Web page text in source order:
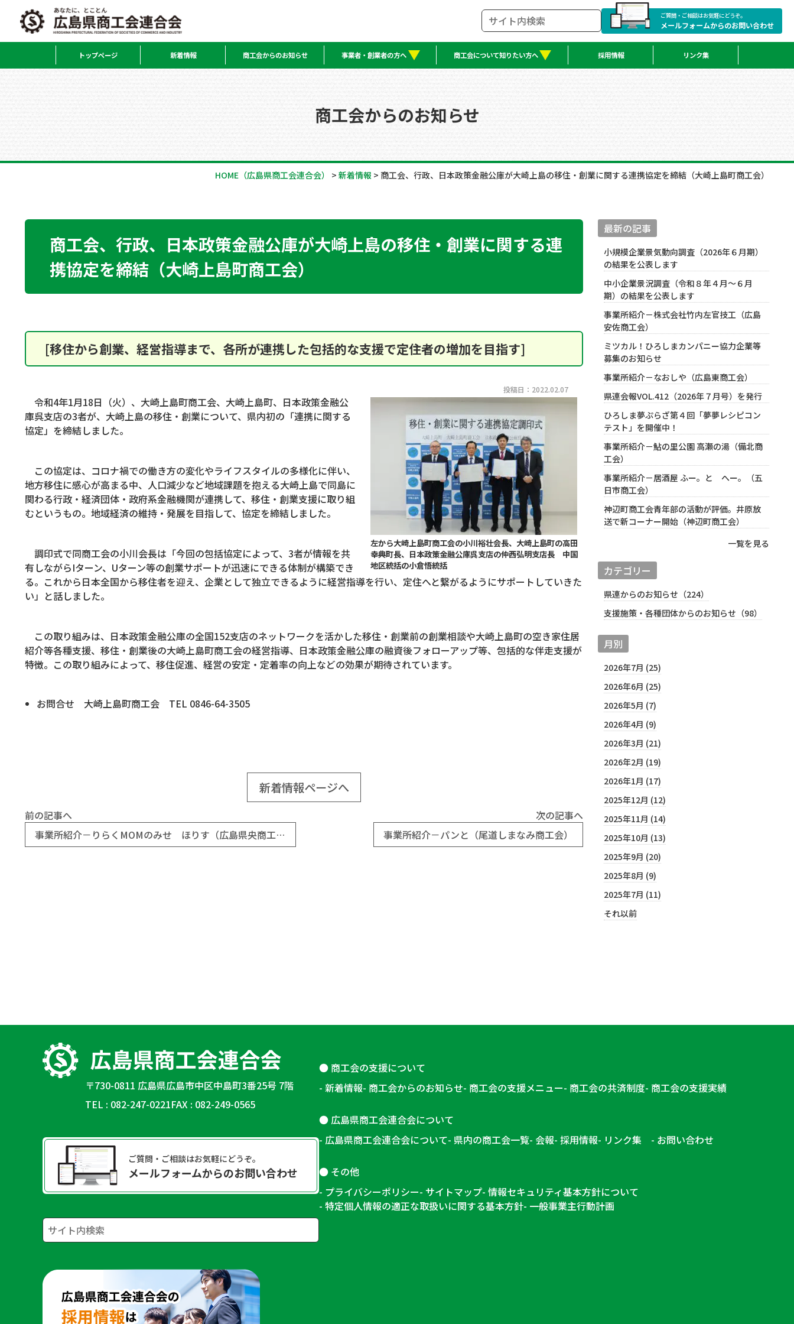
ご質問・ご相談はお気軽にどうぞ。
メールフォームからのお問い合わせ
トップページ 新着情報 商工会からのお知らせ 事業者・創業者の方へ 商工会について知りたい方へ 採用情報 リンク集
商工会からのお知らせ
HOME （広島県商工会連合会） > 新着情報 > 商工会、行政、日本政策金融公庫が大崎上島の移住・創業に関する連携協定を締結（大崎上島町商工会）
商工会、行政、日本政策金融公庫が大崎上島の移住・創業に関する連
携協定を締結（大崎上島町商工会）
[移住から創業、経営指導まで、各所が連携した包括的な支援で定住者の増加を目指す]
投稿日：2022.02.07
左から大崎上島町商工会の小川裕壮会長、大崎上島町の高田
幸典町長、日本政策金融公庫呉支店の仲西弘明支店長 中国
地区統括の小倉悟統括
令和4年1月18日（火）、大崎上島町商工会、大崎上島町、日本政策金融公
庫呉支店の3者が、大崎上島の移住・創業について、県内初の「連携に関する
協定」を締結しました。
この協定は、コロナ禍での働き方の変化やライフスタイルの多様化に伴い、
地方移住に感心が高まる中、人口減少など地域課題を抱える大崎上島で同島に
関わる行政・経済団体・政府系金融機関が連携して、移住・創業支援に取り組
むというもの。地域経済の維持・発展を目指して、協定を締結しました。
調印式で同商工会の小川会長は「今回の包括協定によって、3者が情報を共
有しながらIターン、Uターン等の創業サポートが迅速にできる体制が構築でき
る。これから日本全国から移住者を迎え、企業として独立できるように経営指導を行い、定住へと繋がるようにサポートしていきた
い」と話しました。
この取り組みは、日本政策金融公庫の全国152支店のネットワークを活かした移住・創業前の創業相談や大崎上島町の空き家住居
紹介等各種支援、移住・創業後の大崎上島町商工会の経営指導、日本政策金融公庫の融資後フォローアップ等、包括的な伴走支援が
特徴。この取り組みによって、移住促進、経営の安定・定着率の向上などの効果が期待されています。
お問合せ 大崎上島町商工会 TEL 0846-64-3505
新着情報ページへ
前の記事へ
事業所紹介－りらくMOMのみせ ほりす（広島県央商工会）
次の記事へ
事業所紹介－パンと（尾道しまなみ商工会）
最新の記事
小規模企業景気動向調査（2026年６月期）
の結果を公表します
中小企業景況調査（令和８年４月～６月
期）の結果を公表します
事業所紹介－株式会社竹内左官技工（広島
安佐商工会）
ミツカル！ひろしまカンパニー協力企業等
募集のお知らせ
事業所紹介－なおしや（広島東商工会）
県連会報VOL.412（2026年７月号）を発行
ひろしま夢ぷらざ第４回「夢夢レシピコン
テスト」を開催中！
事業所紹介－鮎の里公園 高瀬の湯（備北商
工会）
事業所紹介－居酒屋 ふー。と へー。（五
日市商工会）
神辺町商工会青年部の活動が評価。井原放
送で新コーナー開始（神辺町商工会）
一覧を見る
カテゴリー
県連からのお知らせ（224）
支援施策・各種団体からのお知らせ（98）
月別
2026年7月 (25)
2026年6月 (25)
2026年5月 (7)
2026年4月 (9)
2026年3月 (21)
2026年2月 (19)
2026年1月 (17)
2025年12月 (12)
2025年11月 (14)
2025年10月 (13)
2025年9月 (20)
2025年8月 (9)
2025年7月 (11)
それ以前
〒730-0811 広島県広島市中区中島町3番25号 7階
TEL : 082-247-0221FAX : 082-249-0565
ご質問・ご相談はお気軽にどうぞ。
メールフォームからのお問い合わせ
商工会の支援について
新着情報 商工会からのお知らせ 商工会の支援メニュー 商工会の共済制度 商工会の支援実績
広島県商工会連合会について
広島県商工会連合会について 県内の商工会一覧 会報 採用情報 リンク集 お問い合わせ
その他
プライバシーポリシー サイトマップ 情報セキュリティ基本方針について
特定個人情報の適正な取扱いに関する基本方針 一般事業主行動計画